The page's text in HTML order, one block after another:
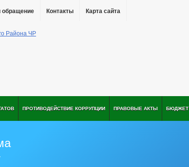
обращение Контакты Карта сайта
ПРОТИВОДЕЙСТВИЕ КОРРУПЦИИ ПРАВОВЫЕ АКТЫ БЮДЖЕТ